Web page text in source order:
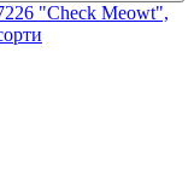
"Check Meowt",